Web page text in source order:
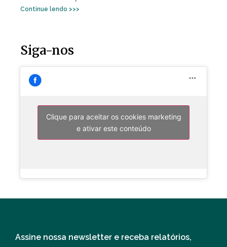
Continue lendo >>>
Siga-nos
Clique para aceitar os cookies marketing
e ativar este conteúdo
Assine nossa newsletter e receba relatórios,